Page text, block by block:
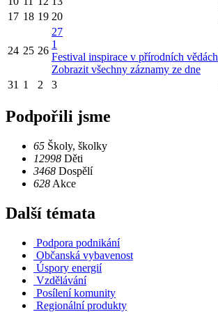
17 18 19 20
24 25 26
27
1
Festival inspirace v přírodních vědách
Zobrazit všechny záznamy ze dne
31 1 2 3
Podpořili jsme
65 Školy, školky
12998 Děti
3468 Dospělí
628 Akce
Další témata
Podpora podnikání
Občanská vybavenost
Úspory energií
Vzdělávání
Posílení komunity
Regionální produkty